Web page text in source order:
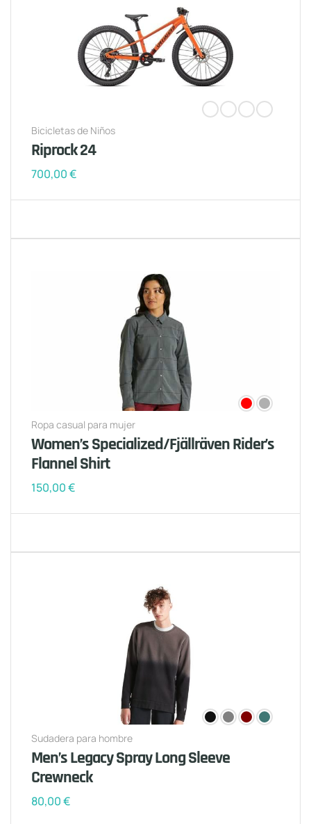
Bicicletas de Niños
Riprock 24
700,00€
Ropa casual para mujer
Women’s Specialized/Fjällräven Rider’s
Flannel Shirt
150,00€
Sudadera para hombre
Men’s Legacy Spray Long Sleeve
Crewneck
80,00€